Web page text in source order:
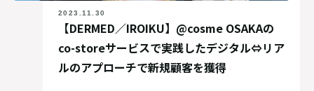
2023.11.30
【DERMED／IROIKU】@cosme OSAKAの
co-storeサービスで実践したデジタル⇔リア
ルのアプローチで新規顧客を獲得